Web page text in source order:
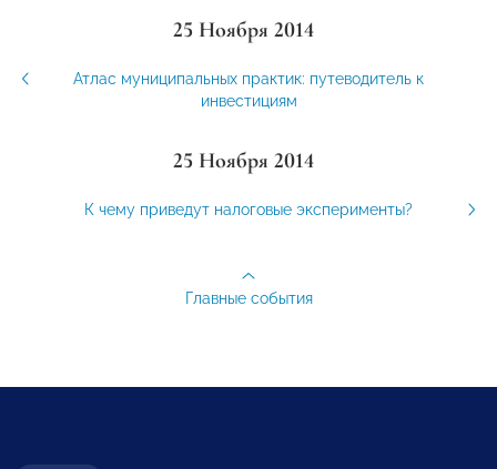
25 Ноября 2014
Атлас муниципальных практик: путеводитель к
инвестициям
25 Ноября 2014
К чему приведут налоговые эксперименты?
Главные события